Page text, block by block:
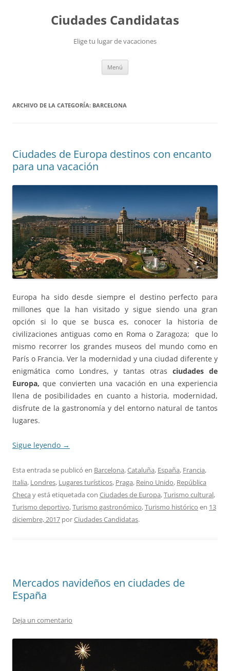
Ciudades Candidatas
Elige tu lugar de vacaciones
Menú
ARCHIVO DE LA CATEGORÍA: BARCELONA
Ciudades de Europa destinos con encanto
para una vacación
Europa ha sido desde siempre el destino perfecto para
millones que la han visitado y sigue siendo una gran
opción si lo que se busca es, conocer la historia de
civilizaciones antiguas como en Roma o Zaragoza; que lo
mismo recorrer los grandes museos del mundo como en
París o Francia. Ver la modernidad y una ciudad diferente y
enigmática como Londres, y tantas otras ciudades de
Europa,que convierten una vacación en una experiencia
llena de posibilidades en cuanto a historia, modernidad,
disfrute de la gastronomía y del entorno natural de tantos
lugares.
Sigue leyendo →
Esta entrada se publicó en Barcelona,Cataluña, España, Francia,
Italia, Londres, Lugares turísticos, Praga, Reino Unido, República
Checa y está etiquetada con Ciudades de Europa,Turismo cultural,
Turismo deportivo,Turismo gastronómico,Turismo histórico en 13
diciembre, 2017 porCiudades Candidatas.
Mercados navideños en ciudades de
España
Deja un comentario